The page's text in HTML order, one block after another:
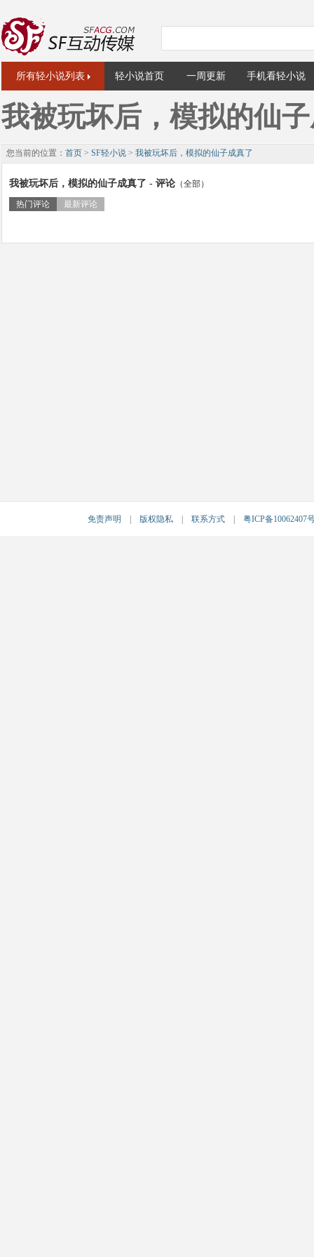
所有轻小说列表 轻小说首页 一周更新 手机看轻小说
我被玩坏后，模拟的仙
您当前的位置： 首页 > SF轻小说 > 我被玩坏后，模拟的仙子成真了
我被玩坏后，模拟的仙子成真了 - 评论 （全部）
热门评论 最新评论
免责声明 版权隐私 联系方式 粤ICP备10062407